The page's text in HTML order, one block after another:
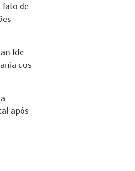
fato de
Ide
dos
após